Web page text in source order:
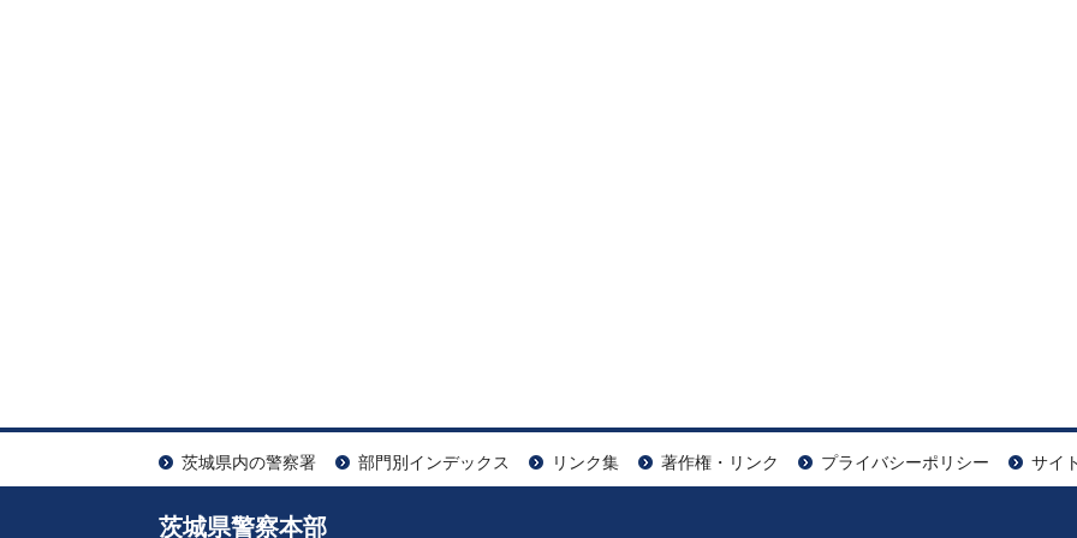
茨城県内の警察署 部門別インデックス リンク集 著作権・リンク プライバシーポリシー サイ
茨城県警察本部